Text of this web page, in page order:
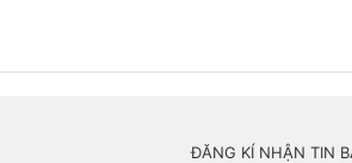
ĐĂNG KÍ NHẬN TIN